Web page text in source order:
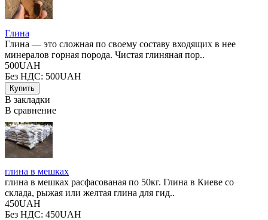
Глина
Глина — это сложная по своему составу входящих в нее
минералов горная порода. Чистая глиняная пор..
500UAH
Без НДС: 500UAH
В закладки
В сравнение
глина в мешках
глина в мешках расфасованая по 50кг. Глина в Киеве со
склада, рыжая или желтая глина для гид..
450UAH
Без НДС: 450UAH